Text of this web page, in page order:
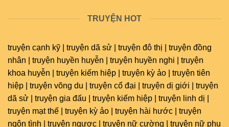
TRUYỆN HOT
truyện cạnh kỹ | truyện dã sử | truyện đô thị | truyện đồng
nhân | truyện huyền huyễn | truyện huyền nghi | truyện
khoa huyễn | truyện kiếm hiệp | truyện kỳ ảo | truyện tiên
hiệp | truyện võng du | truyện cổ đại | truyện dị giới | truyện
dã sử | truyện gia đấu | truyện kiếm hiệp | truyện linh dị |
truyện mạt thế | truyện kỳ ảo | truyện hài hước | truyện
ngôn tình | truyện ngược | truyện nữ cường | truyện nữ phụ